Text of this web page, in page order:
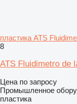
пластика ATS
8
ATS Fluidimetro de
Цена по запросу
Промышленное
пластика